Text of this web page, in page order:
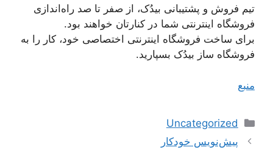
تیم فروش و پشتیبانی بیدُک، از صفر تا صد راه‌اندازی
فروشگاه اینترنتی شما در کنارتان خواهند بود.
برای ساخت فروشگاه اینترنتی اختصاصی خود، کار را به
فروشگاه ساز بیدُک بسپارید.
منبع
دسته‌ها
Uncategorized
ناوبریپیش‌نویس خودکار